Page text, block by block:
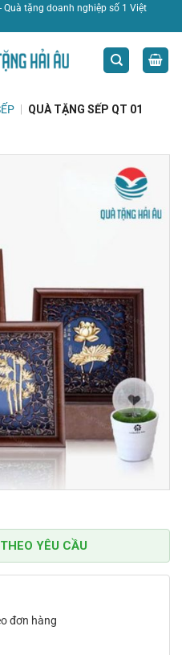
Quà tặng doanh nghiệp số 1 Việt
QUÀ TẶNG SẾP QT 01
YÊU CẦU
đơn hàng